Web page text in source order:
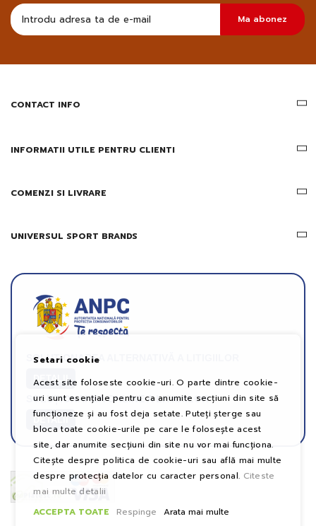
sa
primesc
informatii
Ma abonez
CONTACT INFO
INFORMATII UTILE PENTRU CLIENTI
COMENZI SI LIVRARE
UNIVERSUL SPORT BRANDS
SOLUȚIONAREA ALTERNATIVĂ A LITIGIILOR
DETALII
SOLUȚIONAREA ONLINE A LITIGIILOR
DETALII
Setari cookie
Acest site foloseste cookie-uri. O parte dintre cookie-
uri sunt esențiale pentru ca anumite secțiuni din site să
funcționeze și au fost deja setate. Puteți șterge sau
bloca toate cookie-urile pe care le folosește acest
site, dar anumite secțiuni din site nu vor mai funcționa.
Citește despre politica de cookie-uri sau află mai multe
despre protecția datelor cu caracter personal. Citeste
mai multe detalii
ACCEPTA TOATE
Respinge
Arata mai multe